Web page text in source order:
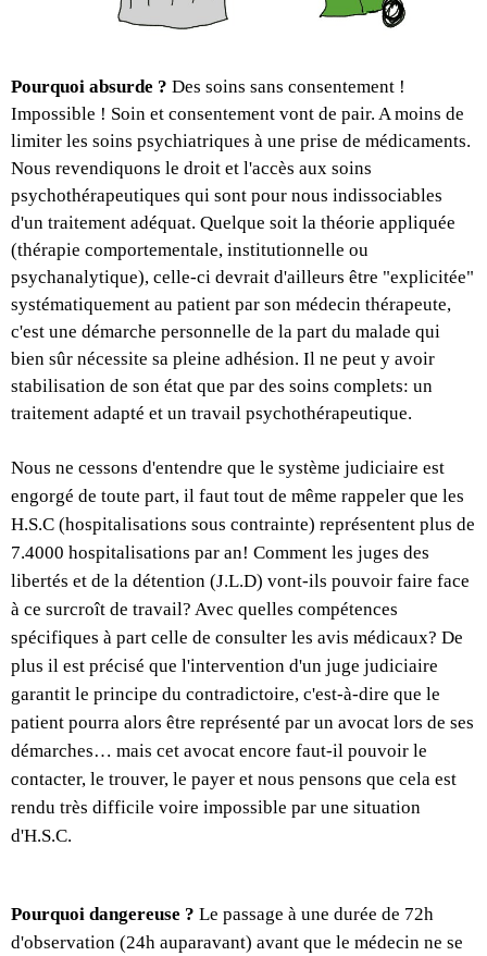
Pourquoi absurde ? Des soins sans consentement !
Impossible ! Soin et consentement vont de pair. A moins de
limiter les soins psychiatriques à une prise de médicaments.
Nous revendiquons le droit et l'accès aux soins
psychothérapeutiques qui sont pour nous indissociables
d'un traitement adéquat. Quelque soit la théorie appliquée
(thérapie comportementale, institutionnelle ou
psychanalytique), celle-ci devrait d'ailleurs être "explicitée"
systématiquement au patient par son médecin thérapeute,
c'est une démarche personnelle de la part du malade qui
bien sûr nécessite sa pleine adhésion. Il ne peut y avoir
stabilisation de son état que par des soins complets: un
traitement adapté et un travail psychothérapeutique.
Nous ne cessons d'entendre que le système judiciaire est
engorgé de toute part, il faut tout de même rappeler que les
H.S.C (hospitalisations sous contrainte) représentent plus de
7.4000 hospitalisations par an! Comment les juges des
libertés et de la détention (J.L.D) vont-ils pouvoir faire face
à ce surcroît de travail? Avec quelles compétences
spécifiques à part celle de consulter les avis médicaux? De
plus il est précisé que l'intervention d'un juge judiciaire
garantit le principe du contradictoire, c'est-à-dire que le
patient pourra alors être représenté par un avocat lors de ses
démarches… mais cet avocat encore faut-il pouvoir le
contacter, le trouver, le payer et nous pensons que cela est
rendu très difficile voire impossible par une situation
d'H.S.C.
Pourquoi dangereuse ? Le passage à une durée de 72h
d'observation (24h auparavant) avant que le médecin ne se